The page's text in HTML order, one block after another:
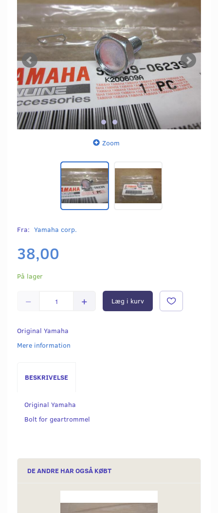
Zoom
Fra: Yamaha corp.
38,00
På lager
Læg i kurv
Original Yamaha
Mere information
BESKRIVELSE
Original Yamaha
Bolt for geartrommel
DE ANDRE HAR OGSÅ KØBT